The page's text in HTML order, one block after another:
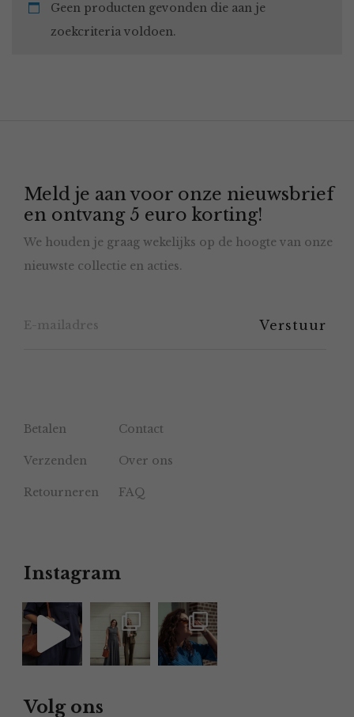
Geen producten gevonden die aan je
zoekcriteria voldoen.
Meld je aan voor onze nieuwsbrief
en ontvang 5 euro korting!
We houden je graag wekelijks op de hoogte van onze
nieuwste collectie en acties.
Betalen Contact
Verzenden Over ons
Retourneren FAQ
Instagram
Volg ons